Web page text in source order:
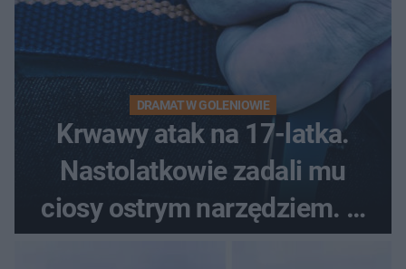
DRAMAT W GOLENIOWIE
Krwawy atak na 17-latka.
Nastolatkowie zadali mu
ciosy ostrym narzędziem. O